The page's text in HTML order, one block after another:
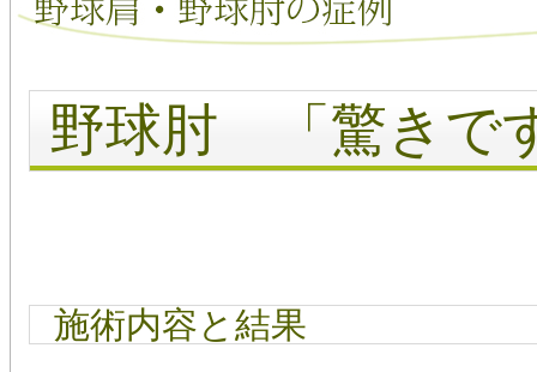
野球肘 「驚きで
施術内容と結果